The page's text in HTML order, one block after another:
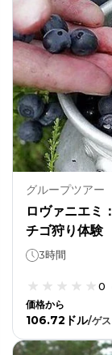
グループツアー
ロヴァニエミ
チゴ狩り体験
3時間
0
価格から
106.72ドル/ゲス